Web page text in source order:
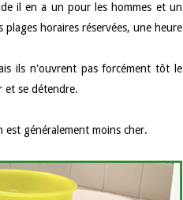
il en a un pour les hommes et un
horaires réservées, une heure
ils n'ouvrent pas forcément tôt le
et se détendre.
généralement moins cher.